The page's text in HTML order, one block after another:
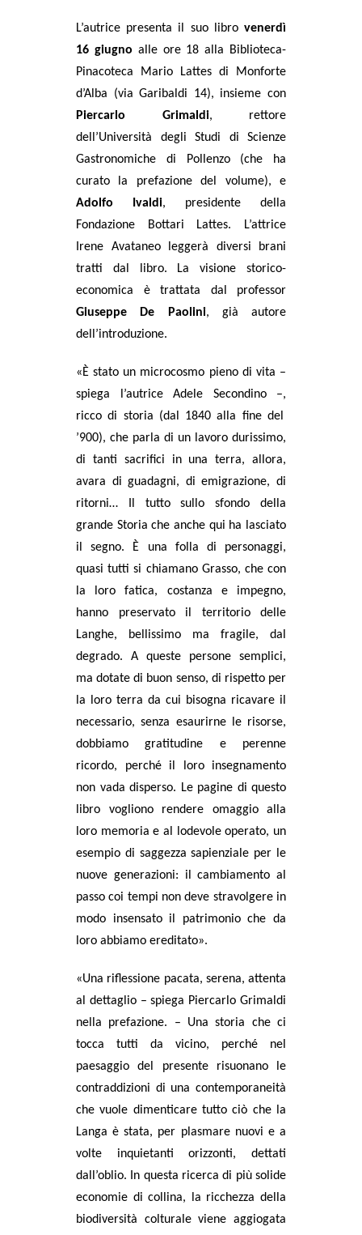
L’autrice presenta il suo libro venerdì
16 giugno alle ore 18 alla
Biblioteca-
Pinacoteca Mario Lattes di Monforte
d’Alba (via Garibaldi 14), insieme con
Piercarlo Grimaldi, rettore
dell’Università degli Studi di Scienze
Gastronomiche di Pollenzo (che ha
curato la prefazione del volume), e
Adolfo Ivaldi, presidente della
Fondazione Bottari Lattes. L’attrice
Irene Avataneoleggerà diversi brani
tratti dal libro. La visione storico-
economica è trattata dal professor
Giuseppe De Paolini, già autore
dell’introduzione.
«È stato un microcosmo pieno di vita –
spiega l’autrice Adele Secondino–,
ricco di storia (dal 1840 alla fine del
’900), che parla di un lavoro durissimo,
di tanti sacrifici in una terra, allora,
avara di guadagni, di emigrazione, di
ritorni… Il tutto sullo sfondo della
grande Storia che anche qui ha lasciato
il segno. È una folla di personaggi,
quasi tutti si chiamano Grasso, che con
la loro fatica, costanza e impegno,
hanno preservato il territorio delle
Langhe, bellissimo ma fragile, dal
degrado. A queste persone semplici,
ma dotate di buon senso, di rispetto per
la loro terra da cui bisogna ricavare il
necessario, senza esaurirne le risorse,
dobbiamo gratitudine e perenne
ricordo, perché il loro insegnamento
non vada disperso. Le pagine di questo
libro vogliono rendere omaggio alla
loro memoria e al lodevole operato, un
esempio di saggezza sapienziale per le
nuove generazioni: il cambiamento al
passo coi tempi non deve stravolgere in
modo insensato il patrimonio che da
loro abbiamo ereditato».
«Una riflessione pacata, serena, attenta
al dettaglio – spiega Piercarlo Grimaldi
nella prefazione. – Una storia che ci
tocca tutti da vicino, perché nel
paesaggio del presente risuonano le
contraddizioni di una contemporaneità
che vuole dimenticare tutto ciò che la
Langa è stata, per plasmare nuovi e a
volte inquietanti orizzonti, dettati
dall’oblio. In questa ricerca di più solide
economie di collina, la ricchezza della
biodiversità colturale viene aggiogata